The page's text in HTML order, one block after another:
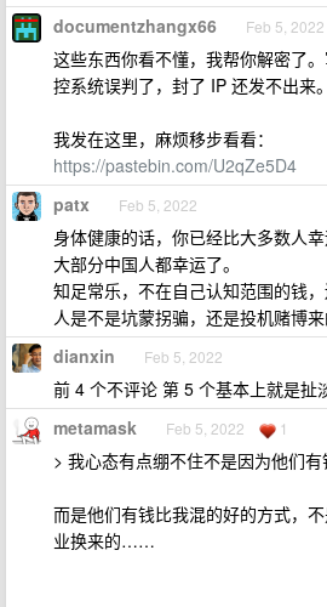
documentzhangx66 Feb 5, 2022
这些东西你看不懂，我帮你解密了
控系统误判了，封了 IP 还发不出来。
我发在这里，麻烦移步看看：
https://pastebin.com/U2qZe5D4
patx Feb 5, 2022
身体健康的话，你已经比大多数人
大部分中国人都幸运了。
知足常乐，不在自己认知范围的钱
人是不是坑蒙拐骗，还是投机赌博来
dianxin Feb 5, 2022
前 4 个不评论 第 5 个基本上就是扯
metamask Feb 5, 2022 1
> 我心态有点绷不住不是因为他们
而是他们有钱比我混的好的方式，
业换来的……